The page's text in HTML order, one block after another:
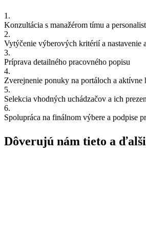
1.
Konzultácia s manažérom tímu a
2.
Vytýčenie výberových kritérií a nastavenie
3.
Príprava detailného pracovného popisu
4.
Zverejnenie ponuky na portáloch a
5.
Selekcia vhodných uchádzačov a ich
6.
Spolupráca na finálnom výbere a podpise
Dôverujú nám tieto a